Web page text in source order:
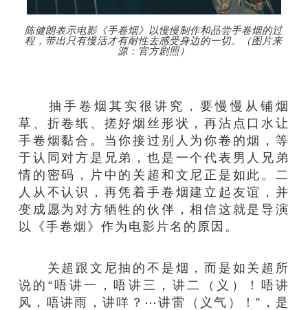
陈健朗表示电影《手卷烟》以慢慢制作和品尝手卷烟的过
程，带出只有慢活才有耐性去感受身边的一切。（图片来
源：官方剧照）
抽手卷烟其实很讲究，要慢慢从铺烟
草、折卷纸、搓好烟丝形状，再沾点口水让
手卷烟黏合。当你接过别人为你卷的烟，等
于认同对方是兄弟，也是一个代表男人兄弟
情的密码，片中的关超和文尼正是如此。二
人从不认识，再凭着手卷烟建立起友谊，并
变成愿为对方牺牲的伙伴，相信这就是导演
以《手卷烟》作为电影片名的原因。
关超跟文尼抽的不是烟，而是如关超所
说的“唔讲一，唔讲三，讲二（义）！唔讲
风，唔讲雨，讲咩？⋯讲雷（义气）！”，是